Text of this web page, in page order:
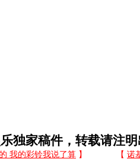
独家稿件，转载请注明